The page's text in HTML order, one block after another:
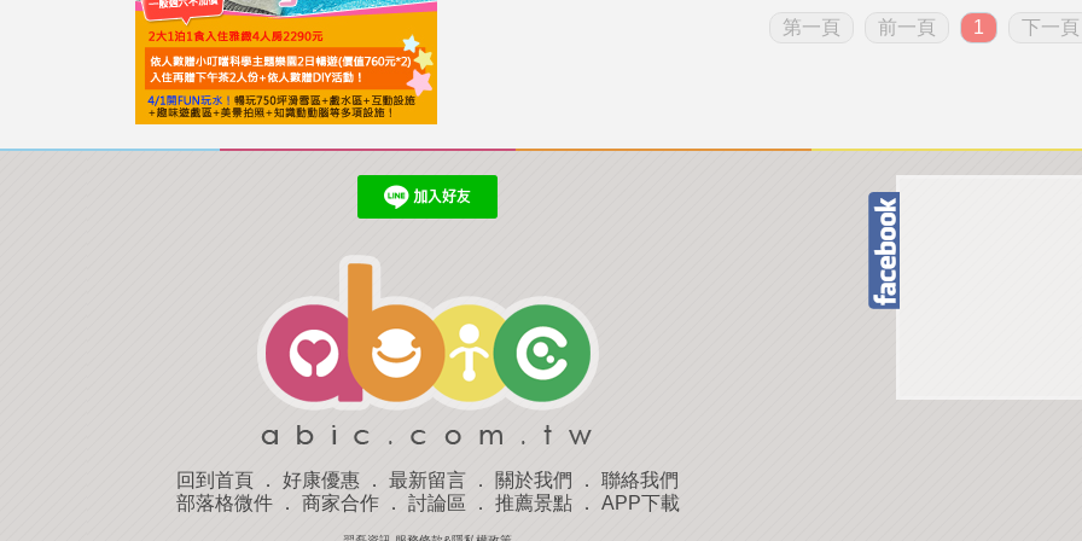
第一頁 前一頁 1 下一頁
回到首頁 ． 好康優惠 ． 最新留言 ． 關於我們 ． 聯絡我們
部落格微件． 商家合作． 討論區 ． 推薦景點． APP下載